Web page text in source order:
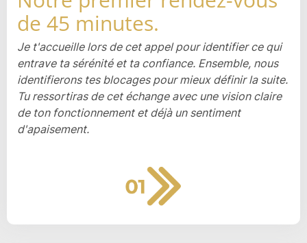
de 45 minutes.
Je t'accueille lors de cet appel pour identifier ce qui
entrave ta sérénité et ta confiance. Ensemble, nous
identifierons tes blocages pour mieux définir la suite.
Tu ressortiras de cet échange avec une vision claire
de ton fonctionnement et déjà un sentiment
d'apaisement.